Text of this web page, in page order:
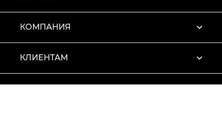
КОМПАНИЯ
КЛИЕНТАМ